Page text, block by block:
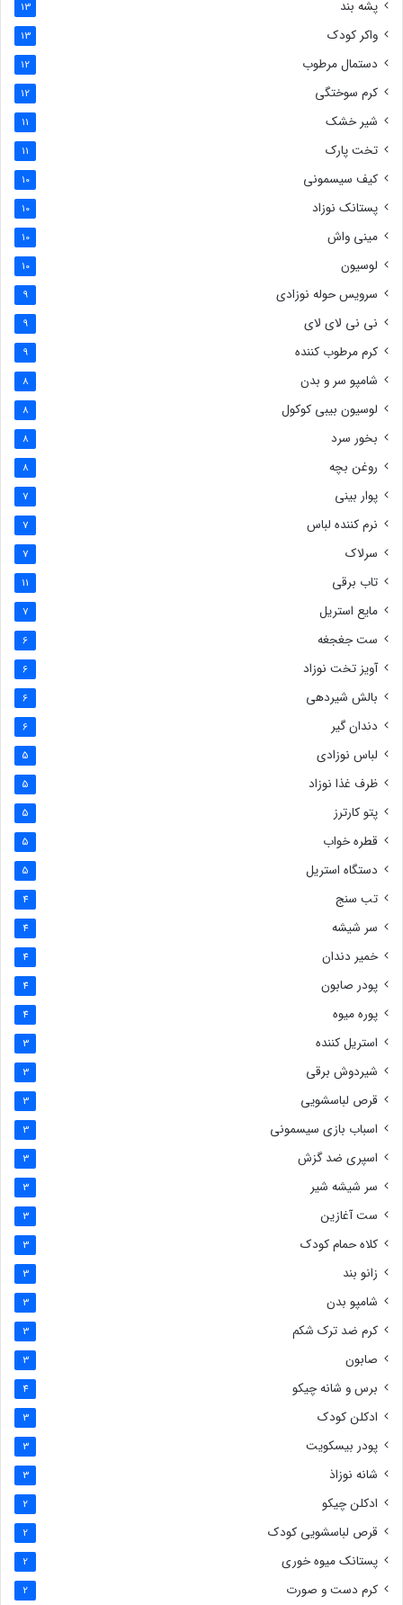
پشه بند 13
واکر کودک 13
دستمال مرطوب 12
کرم سوختگی 12
شیر خشک 11
تخت پارک 11
کیف سیسمونی 10
پستانک نوزاد 10
مینی واش 10
لوسیون 10
سرویس حوله نوزادی 9
نی نی لای لای 9
کرم مرطوب کننده 9
شامپو سر و بدن 8
لوسیون بیبی کوکول 8
بخور سرد 8
روغن بچه 8
پوار بینی 7
نرم کننده لباس 7
سرلاک 7
تاب برقی 11
مایع استریل 7
ست جغجغه 6
آویز تخت نوزاد 6
بالش شیردهی 6
دندان گیر 6
لباس نوزادی 5
ظرف غذا نوزاد 5
پتو کارترز 5
قطره خواب 5
دستگاه استریل 5
تب سنج 4
سر شیشه 4
خمیر دندان 4
پودر صابون 4
پوره میوه 4
استریل کننده 3
شیردوش برقی 3
قرص لباسشویی 3
اسباب بازی سیسمونی 3
اسپری ضد گزش 3
سر شیشه شیر 3
ست آغازین 3
کلاه حمام کودک 3
زانو بند 3
شامپو بدن 3
کرم ضد ترک شکم 3
صابون 3
برس و شانه چیکو 4
ادکلن کودک 3
پودر بیسکویت 3
شانه نوزاذ 3
ادکلن چیکو 2
قرص لباسشویی کودک 2
پستانک میوه خوری 2
کرم دست و صورت 2